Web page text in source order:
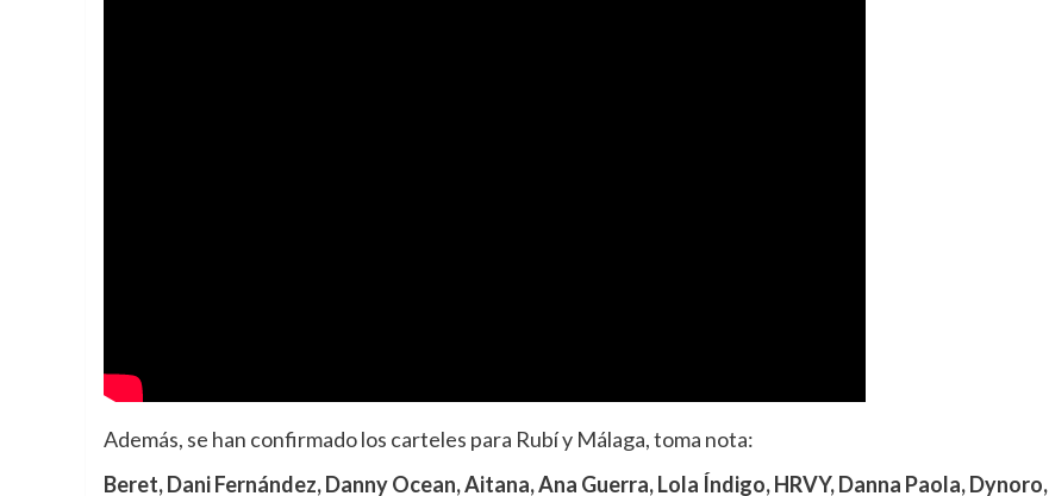
Además, se han confirmado los carteles para Rubí y Málaga, toma nota:
Beret, Dani Fernández, Danny Ocean, Aitana, Ana Guerra, Lola Índigo, HRVY, Danna Paola, Dynoro,